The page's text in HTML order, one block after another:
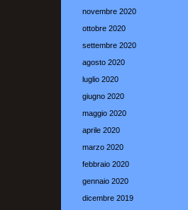
novembre 2020
ottobre 2020
settembre 2020
agosto 2020
luglio 2020
giugno 2020
maggio 2020
aprile 2020
marzo 2020
febbraio 2020
gennaio 2020
dicembre 2019